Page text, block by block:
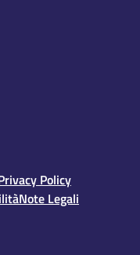
Policy
Note Legali